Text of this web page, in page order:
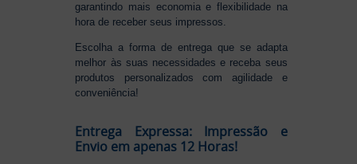
garantindo mais economia e flexibilidade na
hora de receber seus impressos.
Escolha a forma de entrega que se adapta
melhor às suas necessidades e receba seus
produtos personalizados com agilidade e
conveniência!
Entrega Expressa: Impressão e
Envio em apenas 12 Horas!